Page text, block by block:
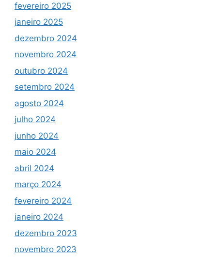
fevereiro 2025
janeiro 2025
dezembro 2024
novembro 2024
outubro 2024
setembro 2024
agosto 2024
julho 2024
junho 2024
maio 2024
abril 2024
março 2024
fevereiro 2024
janeiro 2024
dezembro 2023
novembro 2023